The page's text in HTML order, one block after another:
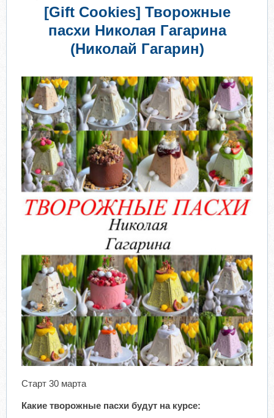
[Gift Cookies] Творожные
пасхи Николая Гагарина
(Николай Гагарин)
Старт 30 марта
Какие творожные пасхи будут на курсе: